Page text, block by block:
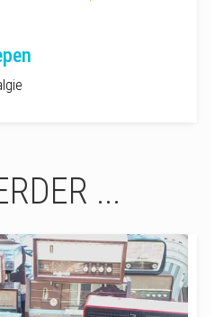
...